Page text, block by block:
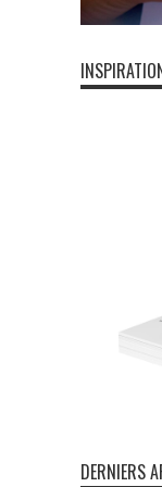
DERNIERS